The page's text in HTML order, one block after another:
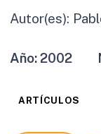
Autor(es):
Año:2002
ARTÍCULOS